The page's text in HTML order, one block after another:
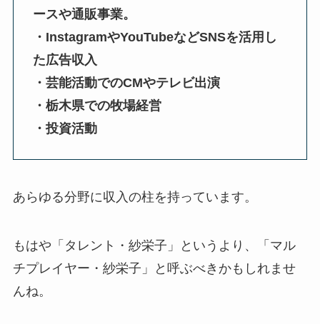
ースや通販事業。
・InstagramやYouTubeなどSNSを活用し
た広告収入
・芸能活動でのCMやテレビ出演
・栃木県での牧場経営
・投資活動
あらゆる分野に収入の柱を持っています。
もはや「タレント・紗栄子」というより、「マル
チプレイヤー・紗栄子」と呼ぶべきかもしれませ
んね。